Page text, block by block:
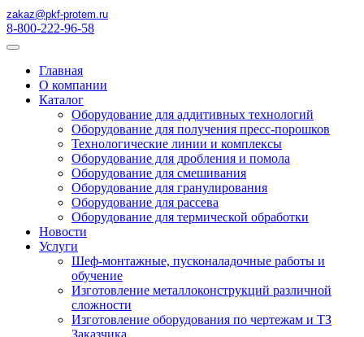
zakaz@pkf-protem.ru
8-800-222-96-58
Главная
О компании
Каталог
Оборудование для аддитивных технологий
Оборудование для получения пресс-порошков
Технологические линии и комплексы
Оборудование для дробления и помола
Оборудование для смешивания
Оборудование для гранулирования
Оборудование для рассева
Оборудование для термической обработки
Новости
Услуги
Шеф-монтажные, пусконаладочные работы и
обучение
Изготовление металлоконструкций различной
сложности
Изготовление оборудования по чертежам и ТЗ
Заказчика